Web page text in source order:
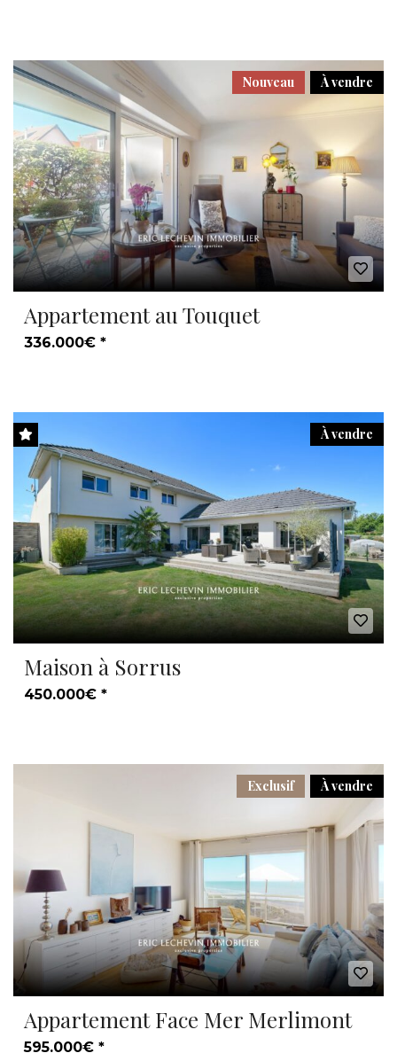
À vendre
Nouveau
Appartement au Touquet
336.000€ *
À vendre
Maison à Sorrus
450.000€ *
À vendre
Exclusif
Appartement Face Mer Merlimont
595.000€ *